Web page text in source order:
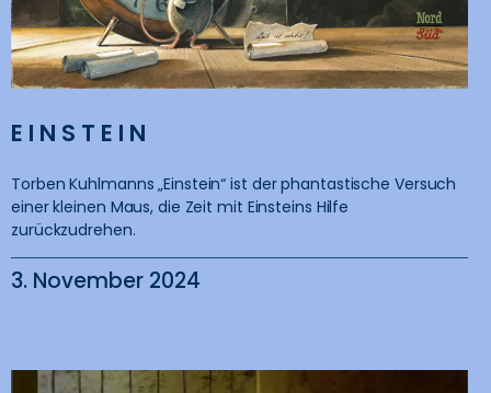
EINSTEIN
Torben Kuhlmanns „Einstein“ ist der phantastische Versuch
einer kleinen Maus, die Zeit mit Einsteins Hilfe
zurückzudrehen.
3. November 2024